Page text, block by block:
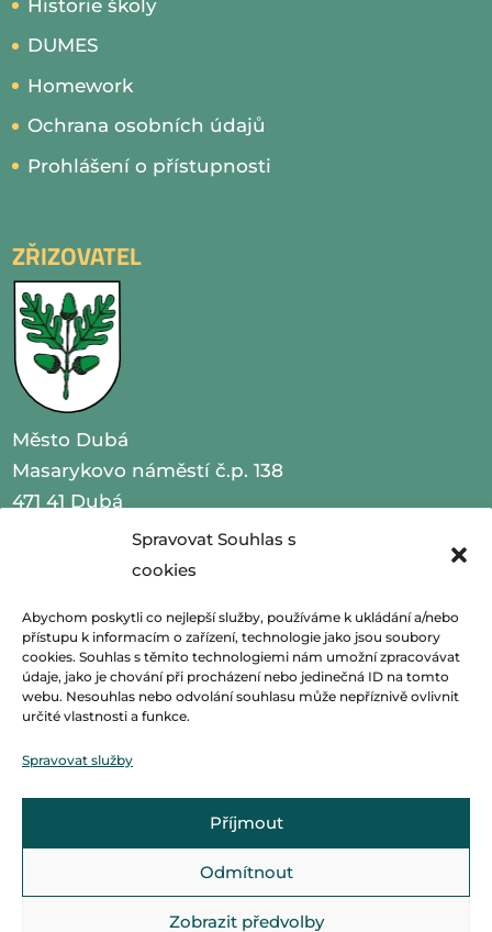
Spravovat Souhlas s
cookies
Abychom poskytli co nejlepší služby, používáme k ukládání a/nebo
přístupu k informacím o zařízení, technologie jako jsou soubory
cookies. Souhlas s těmito technologiemi nám umožní zpracovávat
údaje, jako je chování při procházení nebo jedinečná ID na tomto
webu. Nesouhlas nebo odvolání souhlasu může nepříznivě ovlivnit
určité vlastnosti a funkce.
Spravovat služby
Příjmout
Odmítnout
Zobrazit předvolby
Historie školy
DUMES
Homework
Ochrana osobních údajů
Prohlášení o přístupnosti
ZŘIZOVATEL
Město Dubá
Masarykovo náměstí č.p. 138
471 41 Dubá
IČO 00260479
emailpodatelna@mestoduba.cz
webhttp://www.mestoduba.cz